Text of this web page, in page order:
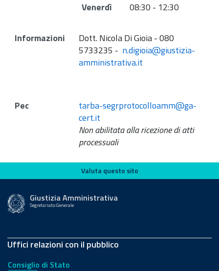
Venerdì
08:30 - 12:30
Informazioni
Dott. Nicola Di Gioia - 080
5733235 - n.digioia@giustizia-
amministrativa.it
Pec
tarba-segrprotocolloamm@ga-
cert.it
Non abilitata alla ricezione di atti
processuali
Valuta questo sito
Valuta questo sito
Giustizia Amministrativa
Segretariato Generale
Uffici relazioni con il pubblico
Consiglio di Stato